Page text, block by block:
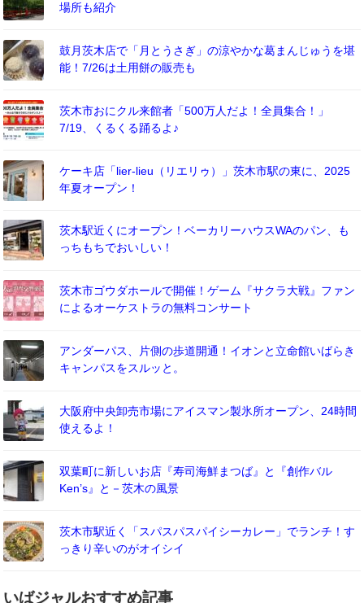
場所も紹介
鼓月茨木店で「月とうさぎ」の涼やかな葛まんじゅうを堪
能！7/26は土用餅の販売も
茨木市おにクル来館者「500万人だよ！全員集合！」
7/19、くるくる踊るよ♪
ケーキ店「lier-lieu（リエリゥ）」茨木市駅の東に、2025
年夏オープン！
茨木駅近くにオープン！ベーカリーハウスWAのパン、も
っちもちでおいしい！
茨木市ゴウダホールで開催！ゲーム『サクラ大戦』ファン
によるオーケストラの無料コンサート
アンダーパス、片側の歩道開通！イオンと立命館いばらき
キャンパスをスルッと。
大阪府中央卸売市場にアイスマン製氷所オープン、24時間
使えるよ！
双葉町に新しいお店『寿司海鮮まつば』と『創作バル
Ken’s』と－茨木の風景
茨木市駅近く「スパスパスパイシーカレー」でランチ！す
っきり辛いのがオイシイ
いばジャルおすすめ記事